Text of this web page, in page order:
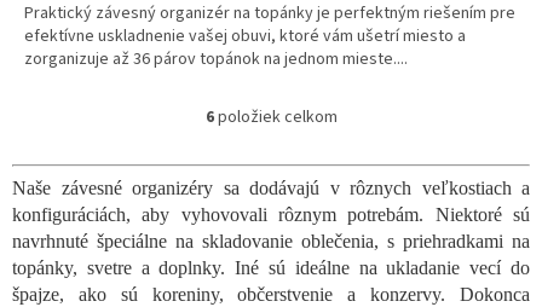
Praktický závesný organizér na topánky je perfektným riešením pre
efektívne uskladnenie vašej obuvi, ktoré vám ušetrí miesto a
zorganizuje až 36 párov topánok na jednom mieste....
O
l
á
d
a
c
i
6položiek celkom
Naše závesné organizéry sa dodávajú v rôznych veľkostiach a
konfiguráciách, aby vyhovovali rôznym potrebám. Niektoré sú
navrhnuté špeciálne na skladovanie oblečenia, s priehradkami na
topánky, svetre a doplnky. Iné sú ideálne na ukladanie vecí do
špajze, ako sú koreniny, občerstvenie a konzervy. Dokonca